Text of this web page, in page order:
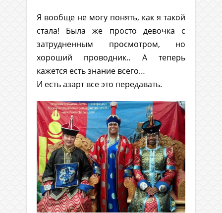
Я вообще не могу понять, как я такой
стала! Была же просто девочка с
затрудненным просмотром, но
хороший проводник.. А теперь
кажется есть знание всего…
И есть азарт все это передавать.